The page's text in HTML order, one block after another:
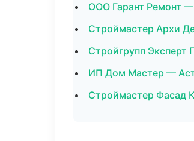
ООО Гарант Ремонт
Строймастер Архи
Стройгрупп Эксперт
ИП Дом Мастер —
Строймастер Фасад